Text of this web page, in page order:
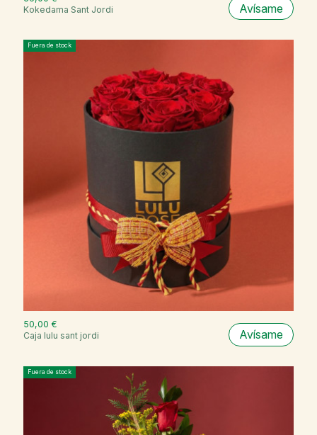
Kokedama Sant Jordi
Avísame
Fuera de stock
50,00 €
Caja lulu sant jordi
Avísame
Fuera de stock